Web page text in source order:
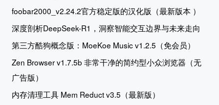
foobar2000_v2.24.2官方稳定版的汉化版（最新版本 ）
深度剖析DeepSeek-R1，洞察智能交互边界与未来走向
第三方酷狗概念版：MoeKoe Music v1.2.5（免会员）
Zen Browser v1.7.5b 非常干净的简约型小众浏览器（无
广告版）
内存清理工具 Mem Reduct v3.5（最新版）